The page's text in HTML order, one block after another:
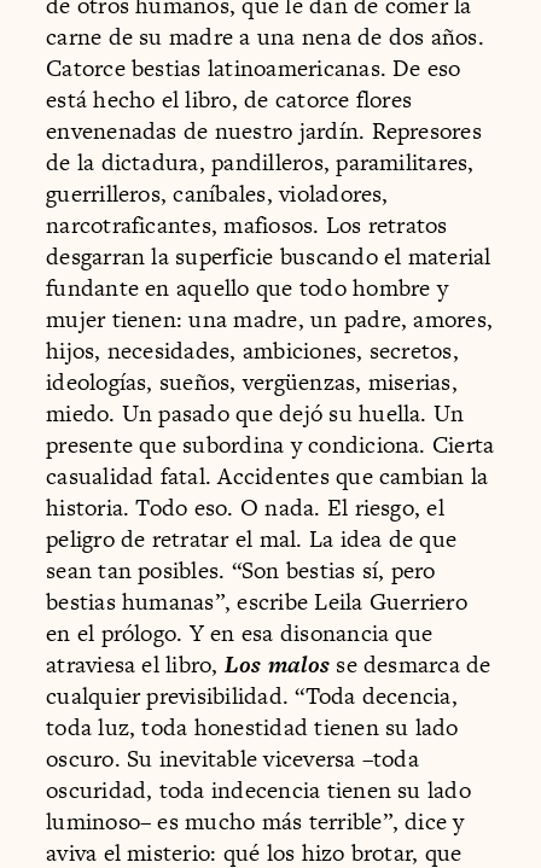
carne de su madre a una nena de dos años.
Catorce bestias latinoamericanas. De eso
está hecho el libro, de catorce flores
envenenadas de nuestro jardín. Represores
de la dictadura, pandilleros, paramilitares,
guerrilleros, caníbales, violadores,
narcotraficantes, mafiosos. Los retratos
desgarran la superficie buscando el material
fundante en aquello que todo hombre y
mujer tienen: una madre, un padre, amores,
hijos, necesidades, ambiciones, secretos,
ideologías, sueños, vergüenzas, miserias,
miedo. Un pasado que dejó su huella. Un
presente que subordina y condiciona. Cierta
casualidad fatal. Accidentes que cambian la
historia. Todo eso. O nada. El riesgo, el
peligro de retratar el mal. La idea de que
sean tan posibles. “Son bestias sí, pero
bestias humanas”, escribe Leila Guerriero
en el prólogo. Y en esa disonancia que
atraviesa el libro, Los malos se desmarca de
cualquier previsibilidad. “Toda decencia,
toda luz, toda honestidad tienen su lado
oscuro. Su inevitable viceversa –toda
oscuridad, toda indecencia tienen su lado
luminoso– es mucho más terrible”, dice y
aviva el misterio: qué los hizo brotar, que